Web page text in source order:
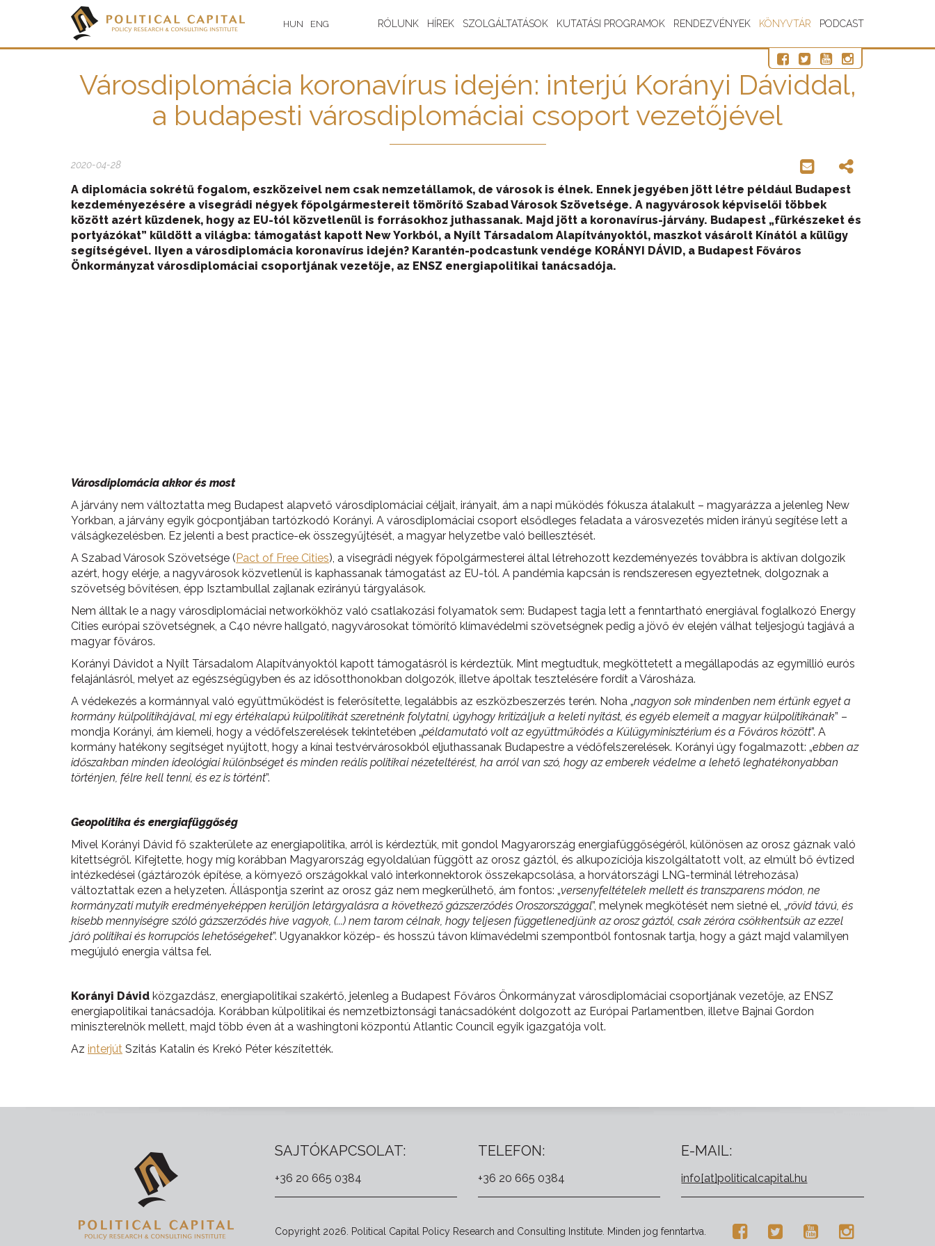
HUN ENG RÓLUNK HÍREK SZOLGÁLTATÁSOK KUTATÁSI PROGRAMOK RENDEZVÉNYEK KÖNYVTÁR PODCAST
Városdiplomácia koronavírus idején: interjú Korányi Dáviddal,
a budapesti városdiplomáciai csoport vezetőjével
2020-04-28
A diplomácia sokrétű fogalom, eszközeivel nem csak nemzetállamok, de városok is élnek. Ennek jegyében jött létre például Budapest
kezdeményezésére a visegrádi négyek főpolgármestereit tömörítő Szabad Városok Szövetsége. A nagyvárosok képviselői többek
között azért küzdenek, hogy az EU-tól közvetlenül is forrásokhoz juthassanak. Majd jött a koronavírus-járvány. Budapest „fürkészeket és
portyázókat” küldött a világba: támogatást kapott New Yorkból, a Nyílt Társadalom Alapítványoktól, maszkot vásárolt Kínától a külügy
segítségével. Ilyen a városdiplomácia koronavírus idején? Karantén-podcastunk vendége KORÁNYI DÁVID, a Budapest Főváros
Önkormányzat városdiplomáciai csoportjának vezetője, az ENSZ energiapolitikai tanácsadója.
Városdiplomácia akkor és most
A járvány nem változtatta meg Budapest alapvető városdiplomáciai céljait, irányait, ám a napi működés fókusza átalakult – magyarázza a jelenleg New
Yorkban, a járvány egyik gócpontjában tartózkodó Korányi. A városdiplomáciai csoport elsődleges feladata a városvezetés miden irányú segítése lett a
válságkezelésben. Ez jelenti a best practice-ek összegyűjtését, a magyar helyzetbe való beillesztését.
A Szabad Városok Szövetsége (Pact of Free Cities), a visegrádi négyek főpolgármesterei által létrehozott kezdeményezés továbbra is aktívan dolgozik
azért, hogy elérje, a nagyvárosok közvetlenül is kaphassanak támogatást az EU-tól. A pandémia kapcsán is rendszeresen egyeztetnek, dolgoznak a
szövetség bővítésen, épp Isztambullal zajlanak ezirányú tárgyalások.
Nem álltak le a nagy városdiplomáciai networkökhöz való csatlakozási folyamatok sem: Budapest tagja lett a fenntartható energiával foglalkozó Energy
Cities európai szövetségnek, a C40 névre hallgató, nagyvárosokat tömörítő klímavédelmi szövetségnek pedig a jövő év elején válhat teljesjogú tagjává a
magyar főváros.
Korányi Dávidot a Nyílt Társadalom Alapítványoktól kapott támogatásról is kérdeztük. Mint megtudtuk, megköttetett a megállapodás az egymillió eurós
felajánlásról, melyet az egészségügyben és az idősotthonokban dolgozók, illetve ápoltak tesztelésére fordít a Városháza.
A védekezés a kormánnyal való együttműködést is felerősítette, legalábbis az eszközbeszerzés terén. Noha „nagyon sok mindenben nem értünk egyet a
kormány külpolitikájával, mi egy értékalapú külpolitikát szeretnénk folytatni, úgyhogy kritizáljuk a keleti nyitást, és egyéb elemeit a magyar külpolitikának” –
mondja Korányi, ám kiemeli, hogy a védőfelszerelések tekintetében „példamutató volt az együttműködés a Külügyminisztérium és a Főváros között”. A
kormány hatékony segítséget nyújtott, hogy a kínai testvérvárosokból eljuthassanak Budapestre a védőfelszerelések. Korányi úgy fogalmazott: „ebben az
időszakban minden ideológiai különbséget és minden reális politikai nézeteltérést, ha arról van szó, hogy az emberek védelme a lehető leghatékonyabban
történjen, félre kell tenni, és ez is történt”.
Geopolitika és energiafüggőség
Mivel Korányi Dávid fő szakterülete az energiapolitika, arról is kérdeztük, mit gondol Magyarország energiafüggőségéről, különösen az orosz gáznak való
kitettségről. Kifejtette, hogy míg korábban Magyarország egyoldalúan függött az orosz gáztól, és alkupozíciója kiszolgáltatott volt, az elmúlt bő évtized
intézkedései (gáztározók építése, a környező országokkal való interkonnektorok összekapcsolása, a horvátországi LNG-terminál létrehozása)
változtattak ezen a helyzeten. Álláspontja szerint az orosz gáz nem megkerülhető, ám fontos: „versenyfeltételek mellett és transzparens módon, ne
kormányzati mutyik eredményeképpen kerüljön letárgyalásra a következő gázszerződés Oroszországgal”, melynek megkötését nem sietné el, „rövid távú, és
kisebb mennyiségre szóló gázszerződés híve vagyok, (...) nem tarom célnak, hogy teljesen függetlenedjünk az orosz gáztól, csak zéróra csökkentsük az ezzel
járó politikai és korrupciós lehetőségeket”. Ugyanakkor közép- és hosszú távon klímavédelmi szempontból fontosnak tartja, hogy a gázt majd valamilyen
megújuló energia váltsa fel.
Korányi Dávid közgazdász, energiapolitikai szakértő, jelenleg a Budapest Főváros Önkormányzat városdiplomáciai csoportjának vezetője, az ENSZ
energiapolitikai tanácsadója. Korábban külpolitikai és nemzetbiztonsági tanácsadóként dolgozott az Európai Parlamentben, illetve Bajnai Gordon
miniszterelnök mellett, majd több éven át a washingtoni központú Atlantic Council egyik igazgatója volt.
Az interjút Szitás Katalin és Krekó Péter készítették.
SAJTÓKAPCSOLAT:
+36 20 665 0384
TELEFON:
+36 20 665 0384
E-MAIL:
info[at]politicalcapital.hu
Copyright 2026. Political Capital Policy Research and Consulting Institute. Minden jog fenntartva.